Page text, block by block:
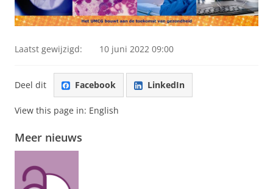
Laatst gewijzigd: 10 juni 2022 09:00
Deel dit Facebook LinkedIn
View this page in: English
Meer nieuws